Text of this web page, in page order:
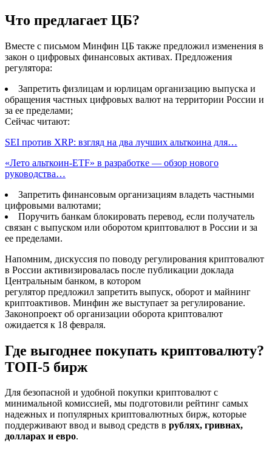
Что предлагает ЦБ?
Вместе с письмом Минфин ЦБ также предложил изменения в
закон о цифровых финансовых активах. Предложения
регулятора:
Запретить физлицам и юрлицам организацию выпуска и
обращения частных цифровых валют на территории России и
за ее пределами;
Сейчас читают:
SEI против XRP: взгляд на два лучших альткоина для…
«Лето альткоин-ETF» в разработке — обзор нового
руководства…
Запретить финансовым организациям владеть частными
цифровыми валютами;
Поручить банкам блокировать перевод, если получатель
связан с выпуском или оборотом криптовалют в России и за
ее пределами.
Напомним, дискуссия по поводу регулирования криптовалют
в России активизировалась после публикации доклада
Центральным банком, в котором
регулятор предложил запретить выпуск, оборот и майнинг
криптоактивов. Минфин же выступает за регулирование.
Законопроект об организации оборота криптовалют
ожидается к 18 февраля.
Где выгоднее покупать криптовалюту?
ТОП-5 бирж
Для безопасной и удобной покупки криптовалют с
минимальной комиссией, мы подготовили рейтинг самых
надежных и популярных криптовалютных бирж, которые
поддерживают ввод и вывод средств в рублях, гривнах,
долларах и евро.